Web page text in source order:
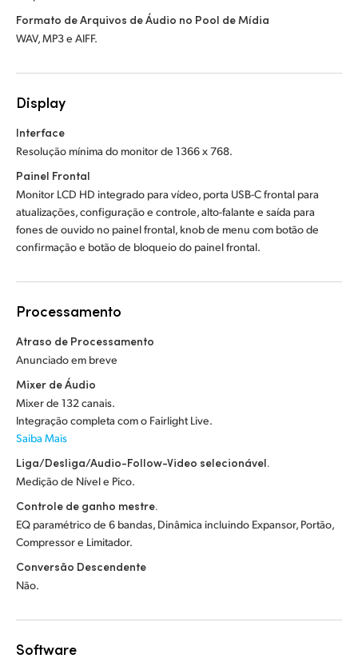
Formato de Arquivos de Áudio no Pool de Mídia
WAV, MP3 e AIFF.
Display
Interface
Resolução mínima do monitor de 1366 x 768.
Painel Frontal
Monitor LCD HD integrado para vídeo, porta USB-C frontal para
atualizações, configuração e controle, alto-falante e saída para
fones de ouvido no painel frontal, knob de menu com botão de
confirmação e botão de bloqueio do painel frontal.
Processamento
Atraso de Processamento
Anunciado em breve
Mixer de Áudio
Mixer de 132 canais.
Integração completa com o Fairlight Live.
Saiba Mais
Liga/Desliga/Audio-Follow-Video selecionável.
Medição de Nível e Pico.
Controle de ganho mestre.
EQ paramétrico de 6 bandas, Dinâmica incluindo Expansor, Portão,
Compressor e Limitador.
Conversão Descendente
Não.
Software